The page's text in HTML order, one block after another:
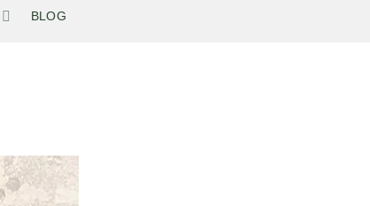
BLOG